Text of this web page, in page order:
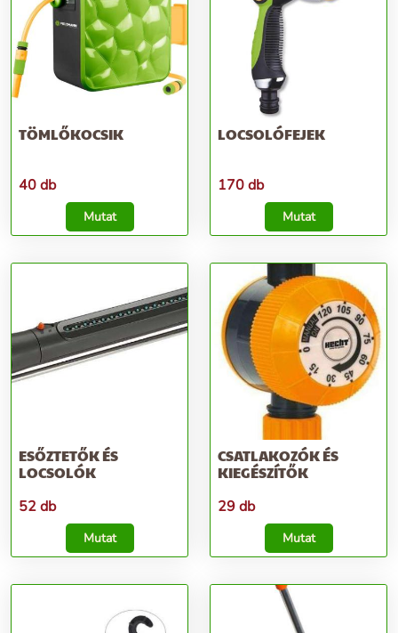
TÖMLŐKOCSIK
40 db
Mutat
LOCSOLÓFEJEK
170 db
Mutat
ESŐZTETŐK ÉS
LOCSOLÓK
52 db
Mutat
CSATLAKOZÓK ÉS
KIEGÉSZÍTŐK
29 db
Mutat